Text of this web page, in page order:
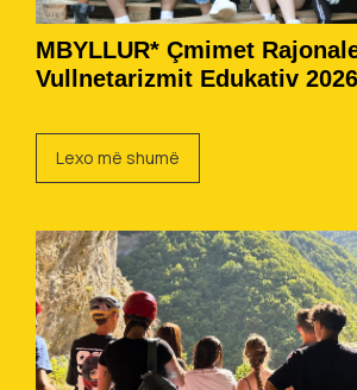
MBYLLUR* Çmimet
Vullnetarizmit Edukativ 2026
Lexo më shumë